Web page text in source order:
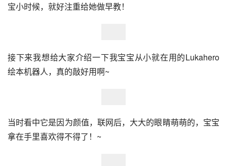
宝小时候，就好注重给她做早教！
接下来我想给大家介绍一下我宝宝从小就在用的Lukahero
绘本机器人，真的敲好用啊~
当时看中它是因为颜值，联网后，大大的眼睛萌萌的，宝宝
拿在手里喜欢得不得了！~